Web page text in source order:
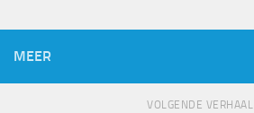
MEER
VOLGENDE VERHAAL